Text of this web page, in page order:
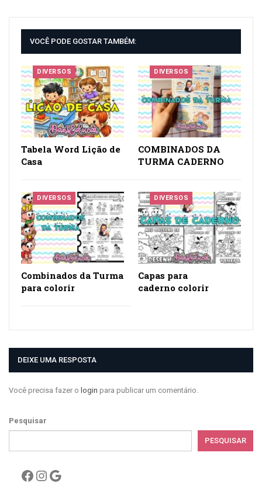
VOCÊ PODE GOSTAR TAMBÉM:
DIVERSOS
Tabela Word Lição de
Casa
DIVERSOS
COMBINADOS DA
TURMA CADERNO
DIVERSOS
Combinados da Turma
para colorir
DIVERSOS
Capas para
caderno colorir
DEIXE UMA RESPOSTA
Você precisa fazer o login para publicar um comentário.
Pesquisar
PESQUISAR
Facebook
Instagram
Google